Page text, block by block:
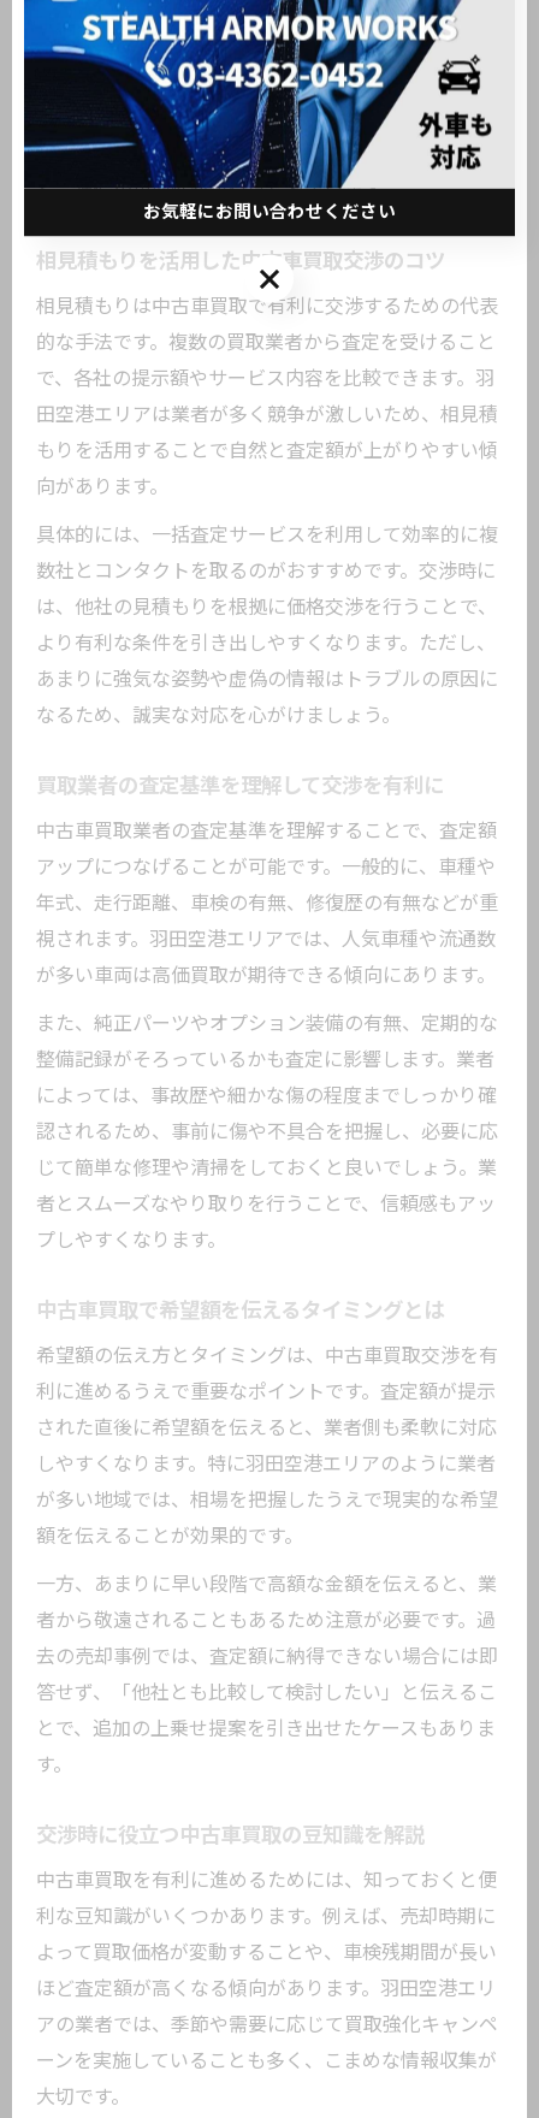
また、愛車の状態やメンテナンス履歴を正確に伝える
ことで、業者側も安心して査定を行うことができま
す。日常点検や洗車などの基本的なケアも、信頼感を
与えるポイントです。過去のユーザーレビューでも
「事前の準備が高額査定につながった」との声が多
く、準備の重要性が裏付けられています。
相見積もりを活用した中古車買取交渉のコツ
相見積もりは中古車買取で有利に交渉するための代表
的な手法です。複数の買取業者から査定を受けること
で、各社の提示額やサービス内容を比較できます。羽
田空港エリアは業者が多く競争が激しいため、相見積
もりを活用することで自然と査定額が上がりやすい傾
向があります。
具体的には、一括査定サービスを利用して効率的に複
数社とコンタクトを取るのがおすすめです。交渉時に
は、他社の見積もりを根拠に価格交渉を行うことで、
より有利な条件を引き出しやすくなります。ただし、
あまりに強気な姿勢や虚偽の情報はトラブルの原因に
なるため、誠実な対応を心がけましょう。
買取業者の査定基準を理解して交渉を有利に
中古車買取業者の査定基準を理解することで、査定額
アップにつなげることが可能です。一般的に、車種や
年式、走行距離、車検の有無、修復歴の有無などが重
視されます。羽田空港エリアでは、人気車種や流通数
が多い車両は高価買取が期待できる傾向にあります。
また、純正パーツやオプション装備の有無、定期的な
整備記録がそろっているかも査定に影響します。業者
によっては、事故歴や細かな傷の程度までしっかり確
認されるため、事前に傷や不具合を把握し、必要に応
じて簡単な修理や清掃をしておくと良いでしょう。業
者とスムーズなやり取りを行うことで、信頼感もアッ
プしやすくなります。
中古車買取で希望額を伝えるタイミングとは
希望額の伝え方とタイミングは、中古車買取交渉を有
利に進めるうえで重要なポイントです。査定額が提示
された直後に希望額を伝えると、業者側も柔軟に対応
しやすくなります。特に羽田空港エリアのように業者
が多い地域では、相場を把握したうえで現実的な希望
額を伝えることが効果的です。
一方、あまりに早い段階で高額な金額を伝えると、業
者から敬遠されることもあるため注意が必要です。過
去の売却事例では、査定額に納得できない場合には即
答せず、「他社とも比較して検討したい」と伝えるこ
とで、追加の上乗せ提案を引き出せたケースもありま
す。
交渉時に役立つ中古車買取の豆知識を解説
中古車買取を有利に進めるためには、知っておくと便
利な豆知識がいくつかあります。例えば、売却時期に
よって買取価格が変動することや、車検残期間が長い
ほど査定額が高くなる傾向があります。羽田空港エリ
アの業者では、季節や需要に応じて買取強化キャンペ
ーンを実施していることも多く、こまめな情報収集が
大切です。
お気軽にお問い合わせください
お気軽にお問い合わせください